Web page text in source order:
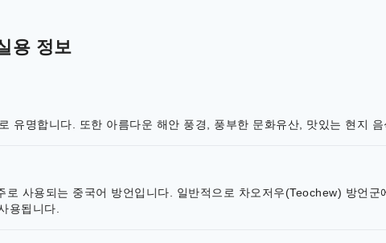
용 정보
유명합니다. 또한 아름다운 해안 풍경, 풍부한 문화유산, 맛있는 현지 음
사용되는 중국어 방언입니다. 일반적으로 차오저우(Teochew) 방언군
용됩니다.